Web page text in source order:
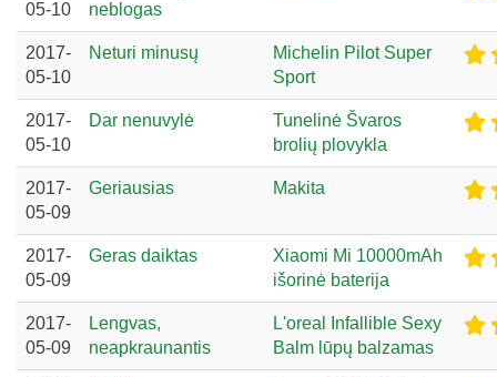
05-10
neblogas
2017-
05-10
Neturi minusų
Michelin Pilot Super
Sport
2017-
05-10
Dar nenuvylė
Tunelinė Švaros
brolių plovykla
2017-
05-09
Geriausias Makita
2017-
05-09
Geras daiktas
Xiaomi Mi 10000mAh
išorinė baterija
2017-
05-09
Lengvas,
neapkraunantis
L'oreal Infallible Sexy
Balm lūpų balzamas